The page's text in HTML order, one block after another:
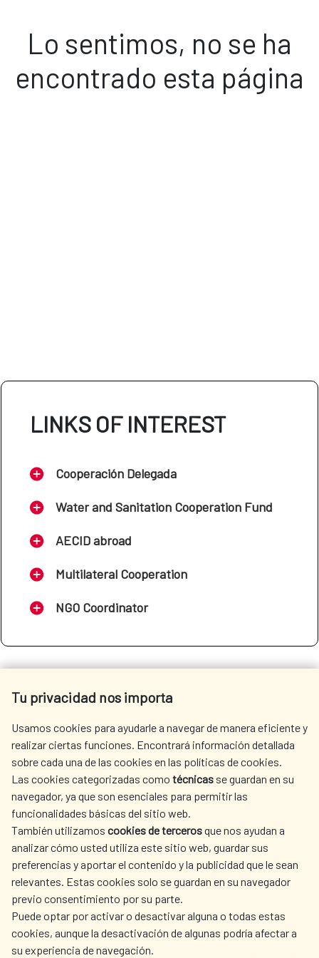
Lo sentimos, no se ha
encontrado esta página
LINKS OF INTEREST
Cooperación Delegada
Water and Sanitation Cooperation Fund
AECID abroad
Multilateral Cooperation
NGO Coordinator
SEE MORE SITES OF INTEREST
SEDE ELECTRÓNICA
Fecha de modificación de la página: 15/06/2026
Tu privacidad nos importa
Usamos cookies para ayudarle a navegar de manera eficiente y
realizar ciertas funciones. Encontrará información detallada
sobre cada una de las cookies en las políticas de cookies.
Las cookies categorizadas como técnicas se guardan en su
navegador, ya que son esenciales para permitir las
funcionalidades básicas del sitio web.
También utilizamos cookies de tercerosque nos ayudan a
analizar cómo usted utiliza este sitio web, guardar sus
preferencias y aportar el contenido y la publicidad que le sean
relevantes. Estas cookies solo se guardan en su navegador
previo consentimiento por su parte.
Puede optar por activar o desactivar alguna o todas estas
cookies, aunque la desactivación de algunas podría afectar a
su experiencia de navegación.